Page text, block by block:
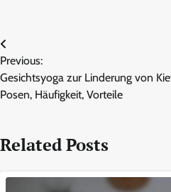
Post
navigation
Previous:
Gesichtsyoga zur Linderung von
Posen, Häufigkeit, Vorteile
Related Posts